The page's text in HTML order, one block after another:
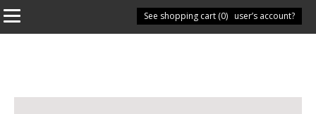
Have you got a user’s account?
See shopping cart (0)